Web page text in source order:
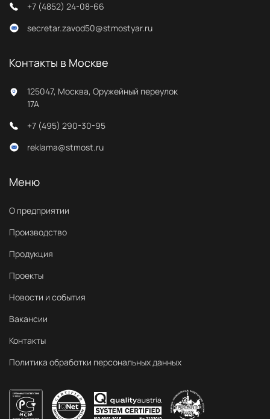
Меню
О предприятии
Производство
Продукция
Проекты
Новости и события
Вакансии
Контакты
Политика обработки персональных данных
+7 (4852) 24-08-66
secretar.zavod50@stmostyar.ru
Контакты в Москве
125047, Москва, Оружейный переулок
17А
+7 (495) 290-30-95
reklama@stmost.ru